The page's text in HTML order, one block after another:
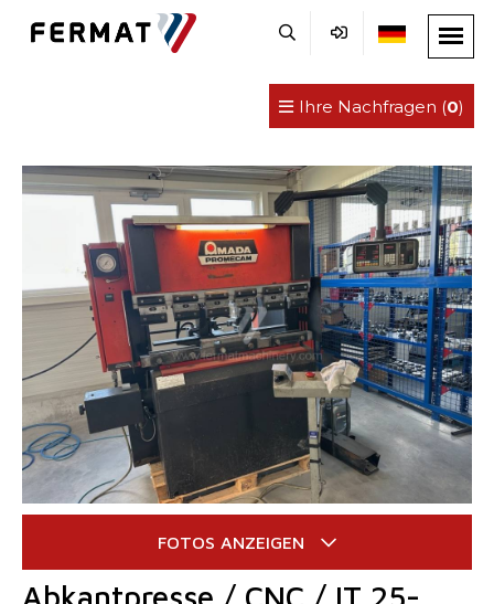
Ihre Nachfragen (0)